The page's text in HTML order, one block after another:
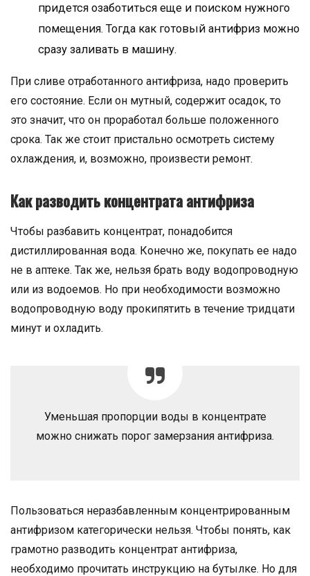
придется озаботиться еще и поиском нужного
помещения. Тогда как готовый антифриз можно
сразу заливать в машину.
При сливе отработанного антифриза, надо проверить
его состояние. Если он мутный, содержит осадок, то
это значит, что он проработал больше положенного
срока. Так же стоит пристально осмотреть систему
охлаждения, и, возможно, произвести ремонт.
Как разводить концентрата антифриза
Чтобы разбавить концентрат, понадобится
дистиллированная вода. Конечно же, покупать ее надо
не в аптеке. Так же, нельзя брать воду водопроводную
или из водоемов. Но при необходимости возможно
водопроводную воду прокипятить в течение тридцати
минут и охладить.
Уменьшая пропорции воды в концентрате
можно снижать порог замерзания антифриза.
Пользоваться неразбавленным концентрированным
антифризом категорически нельзя. Чтобы понять, как
грамотно разводить концентрат антифриза,
необходимо прочитать инструкцию на бутылке. Но для